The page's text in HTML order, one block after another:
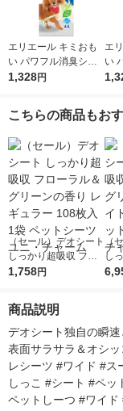
エリエール キミおも
い パワフル消臭シー
ト ワイド 無香タイプ
1,328円
エ
い
ト
こちらの商品もお
（セール）デオシート
しっかり超吸収 フロ
ーラル＆グリーンの香
ユニ・チャーム
1,758円
（
し
ー
商品説明
デオシート独自の瞬速
表面サラサラ＆オシ
レシーツ #ワイド #ス
しっこ #シート #ペ
ペットしーつ #ワイ